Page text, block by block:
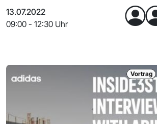
13.07.2022
09:00 - 12:30 Uhr
Vortrag